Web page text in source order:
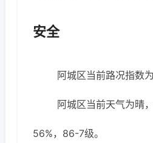
安全
阿城区当前路况指数为
阿城区当前天气为晴
56%，86-7级。